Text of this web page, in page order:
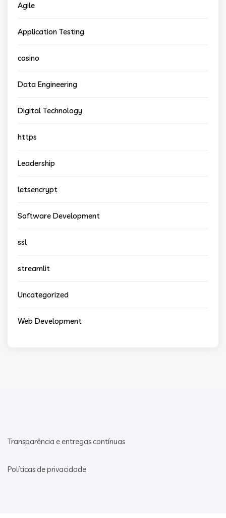
Agile
Application Testing
casino
Data Engineering
Digital Technology
https
Leadership
letsencrypt
Software Development
ssl
streamlit
Uncategorized
Web Development
Transparência e entregas contínuas
Políticas de privacidade